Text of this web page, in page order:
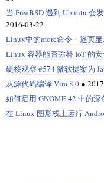
当 FreeBSD 遇到 Ubuntu 会
2016-03-22
Linux中的more命令－逐页
Linux 容器能否弥补 IoT 的安
硬核观察 #574 微软提案为
从源代码编译 Vim 8.0 ●
如何启用 GNOME 42 中的
在 Linux 图形栈上运行